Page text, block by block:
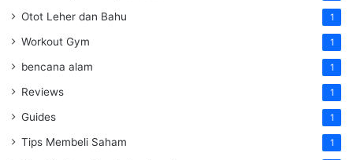
Otot Leher dan Bahu 1
Workout Gym 1
bencana alam 1
Reviews 1
Guides 1
Tips Membeli Saham 1